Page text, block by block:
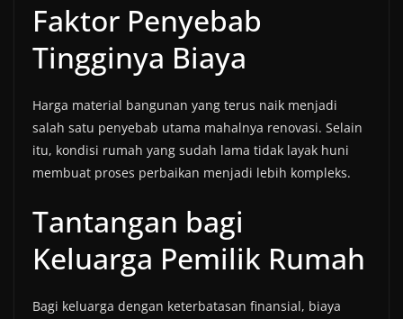
Faktor Penyebab
Tingginya Biaya
Harga material bangunan yang terus naik menjadi
salah satu penyebab utama mahalnya renovasi. Selain
itu, kondisi rumah yang sudah lama tidak layak huni
membuat proses perbaikan menjadi lebih kompleks.
Tantangan bagi
Keluarga Pemilik Rumah
Bagi keluarga dengan keterbatasan finansial, biaya